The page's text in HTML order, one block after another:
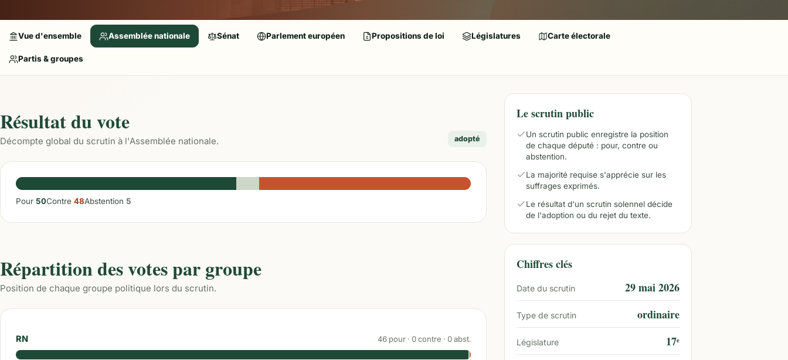
Vue d'ensemble Assemblée nationale Sénat Parlement européen Propositions de loi Législatures Carte électorale
Partis & groupes
Résultat du vote
Décompte global du scrutin à l'Assemblée nationale. adopté
Pour 50Contre 48Abstention 5
Répartition des votes par groupe
Position de chaque groupe politique lors du scrutin.
RN 46 pour · 0contre · 0abst.
Le scrutin public
Un scrutin public enregistre la position
de chaque député : pour, contre ou
abstention.
La majorité requise s'apprécie sur les
suffrages exprimés.
Le résultat d'un scrutin solennel décide
de l'adoption ou du rejet du texte.
Chiffres clés
Date du scrutin 29 mai 2026
Type de scrutin ordinaire
Législature 17ᵉ